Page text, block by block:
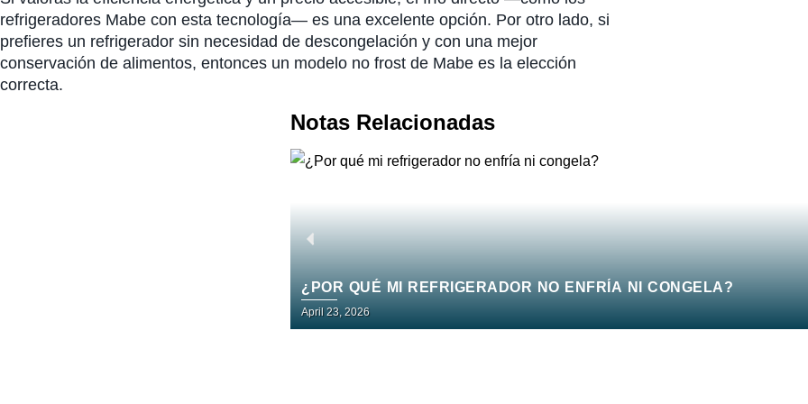
refrigeradores Mabe con esta tecnología— es una excelente opción. Por otro lado, si
prefieres un refrigerador sin necesidad de descongelación y con una mejor
conservación de alimentos, entonces un modelo no frost de Mabe es la elección
correcta.
Notas Relacionadas
¿POR QUÉ MI REFRIGERADOR NO ENFRÍA NI CONGELA?
April 23, 2026